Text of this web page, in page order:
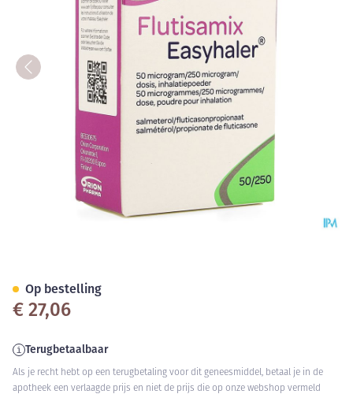
€ 27,06
Terugbetaalbaar
Als je recht hebt op een terugbetaling voor dit geneesmiddel, betaal je in de
apotheek een verlaagde prijs en niet de prijs die op onze webshop vermeld
Op bestelling